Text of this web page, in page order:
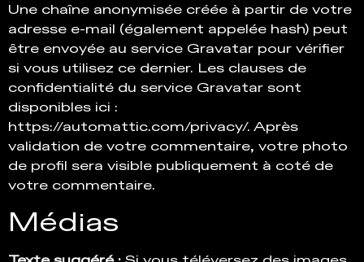
Une chaîne anonymisée créée à partir de votre
adresse e-mail (également appelée hash) peut
être envoyée au service Gravatar pour vérifier
si vous utilisez ce dernier. Les clauses de
confidentialité du service Gravatar sont
disponibles ici :
https://automattic.com/privacy/. Après
validation de votre commentaire, votre photo
de profil sera visible publiquement à coté de
votre commentaire.
Médias